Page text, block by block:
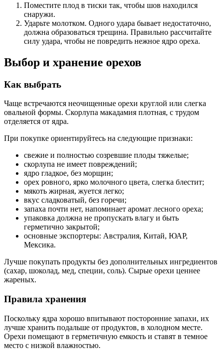
Поместите плод в тиски так, чтобы шов находился
снаружи.
Ударьте молотком. Одного удара бывает недостаточно,
должна образоваться трещина. Правильно рассчитайте
силу удара, чтобы не повредить нежное ядро ореха.
Выбор и хранение орехов
Как выбрать
Чаще встречаются неочищенные орехи круглой или слегка
овальной формы. Скорлупа макадамия плотная, с трудом
отделяется от ядра.
При покупке ориентируйтесь на следующие признаки:
свежие и полностью созревшие плоды тяжелые;
скорлупа не имеет повреждений;
ядро гладкое, без морщин;
орех ровного, ярко молочного цвета, слегка блестит;
мякоть жирная, жуется легко;
вкус сладковатый, без горечи;
запаха почти нет, напоминает аромат лесного ореха;
упаковка должна не пропускать влагу и быть
герметично закрытой;
основные экспортеры: Австралия, Китай, ЮАР,
Мексика.
Лучше покупать продукты без дополнительных ингредиентов
(сахар, шоколад, мед, специи, соль). Сырые орехи ценнее
жареных.
Правила хранения
Поскольку ядра хорошо впитывают посторонние запахи, их
лучше хранить подальше от продуктов, в холодном месте.
Орехи помещают в герметичную емкость и ставят в темное
место с низкой влажностью.